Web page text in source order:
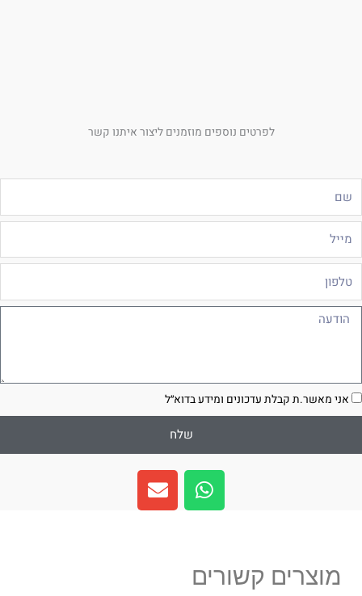
לפרטים נוספים מוזמנים ליצור איתנו קשר
אני מאשר.ת קבלת עדכונים ומידע בדוא״ל
שלח
W
h
a
a
E
n
v
מוצרים קשורים